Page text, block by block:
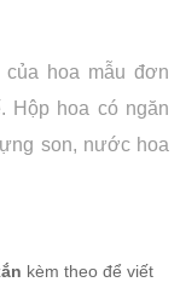
của hoa mẫu đơn
Hộp hoa có ngăn
son, nước hoa
kèm theo để viết